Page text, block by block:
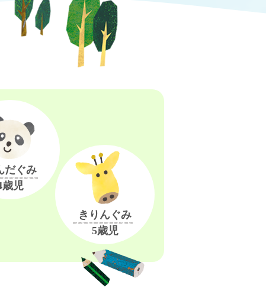
だぐみ
歳児
きりんぐみ
5歳児